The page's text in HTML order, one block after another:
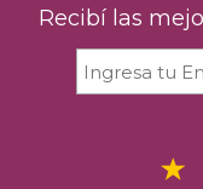
Recibí las